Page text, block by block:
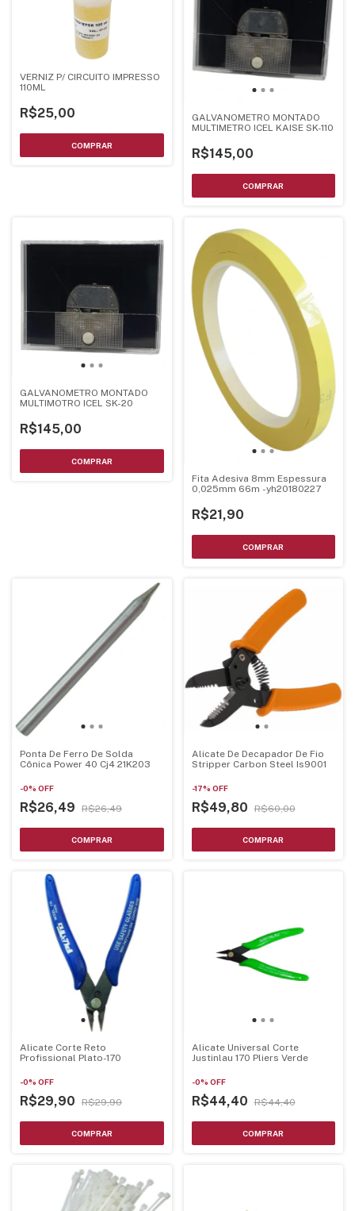
VERNIZ P/ CIRCUITO IMPRESSO
110ML
R$25,00
GALVANOMETRO MONTADO
MULTIMETRO ICEL KAISE SK-110
R$145,00
GALVANOMETRO MONTADO
MULTIMOTRO ICEL SK-20
R$145,00
Fita Adesiva 8mm Espessura
0,025mm 66m -yh20180227
R$21,90
Ponta De Ferro De Solda
Cônica Power 40 Cj4 21K203
-0% OFF
R$26,49 R$26,49
Alicate De Decapador De Fio
Stripper Carbon Steel Is9001
-17% OFF
R$49,80 R$60,00
Alicate Corte Reto
Profissional Plato-170
-0% OFF
R$29,90 R$29,90
Alicate Universal Corte
Justinlau 170 Pliers Verde
-0% OFF
R$44,40 R$44,40